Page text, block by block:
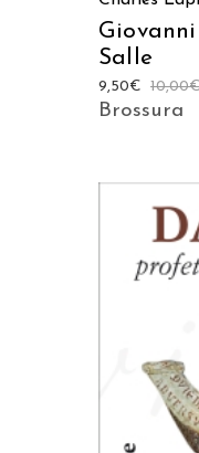
Salle
10,00
9,50€
Brossura